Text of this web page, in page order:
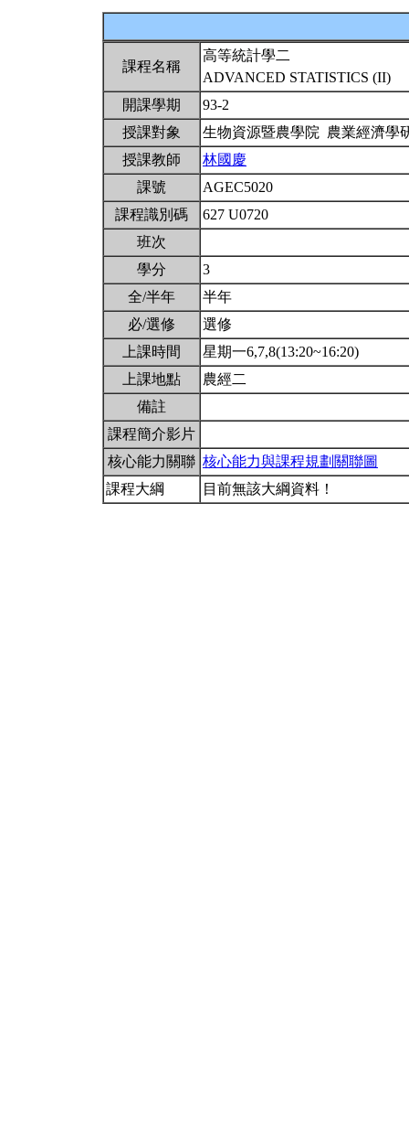
課程名稱
高等統計學二
ADVANCED STATISTICS (II)
開課學期
93-2
授課對象
生物資源暨農學院 農業經濟學
授課教師
林國慶
課號
AGEC5020
課程識別碼
627 U0720
班次
學分
3
全/半年
半年
必/選修
選修
上課時間
星期一6,7,8(13:20~16:20)
上課地點
農經二
備註
課程簡介影片
核心能力關聯 核心能力與課程規劃關聯圖
課程大綱
目前無該大綱資料！